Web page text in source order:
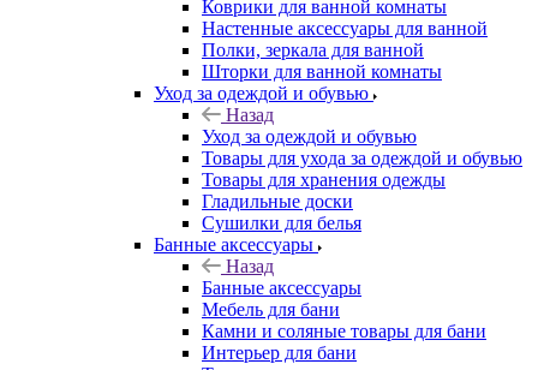
Коврики для ванной комнаты
Настенные аксессуары для ванной
Полки, зеркала для ванной
Шторки для ванной комнаты
Уход за одеждой и обувью
Назад
Уход за одеждой и обувью
Товары для ухода за одеждой и обувью
Товары для хранения одежды
Гладильные доски
Сушилки для белья
Банные аксессуары
Назад
Банные аксессуары
Мебель для бани
Камни и соляные товары для бани
Интерьер для бани